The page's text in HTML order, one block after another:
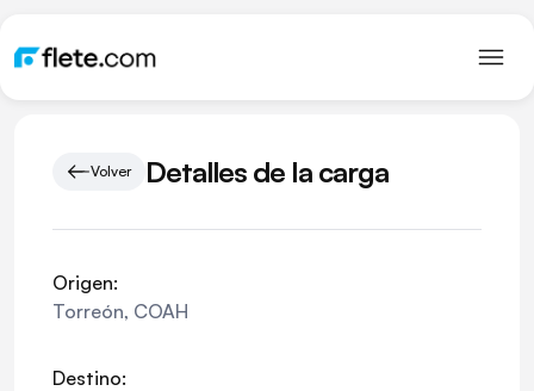
Volver Detalles de la carga
Origen:
Torreón, COAH
Destino: